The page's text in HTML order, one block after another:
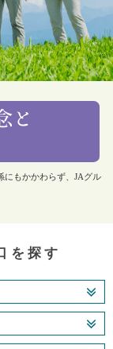
にもかかわらず、JAグル
を探す